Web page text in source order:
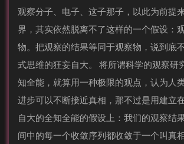
观察分子、电子、这子那子，以此为前提
界，其实依然脱离不了这样的一个假设：
物。把观察的结果等同于观察物，说到底
式思维的狂妄自大。 将所谓科学的观察研
知全能，就算用一种极限的观点，认为人
进步可以不断接近真相，那不过是用建立
自大的全知全能的假设上：我们的观察结
间中的每一个收敛序列都收敛于一个叫真